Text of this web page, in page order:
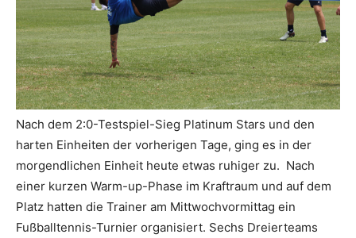
Nach dem 2:0-Testspiel-Sieg Platinum Stars und den
harten Einheiten der vorherigen Tage, ging es in der
morgendlichen Einheit heute etwas ruhiger zu. Nach
einer kurzen Warm-up-Phase im Kraftraum und auf dem
Platz hatten die Trainer am Mittwochvormittag ein
Fußballtennis-Turnier organisiert. Sechs Dreierteams